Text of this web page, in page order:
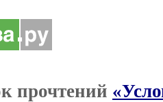
прочтений